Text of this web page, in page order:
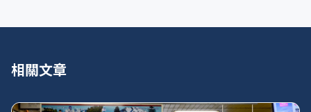
相關文章